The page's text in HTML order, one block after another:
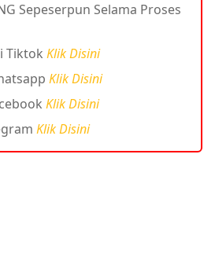
Sepeserpun Selama Proses
Tiktok Klik Disini
Klik Disini
Klik Disini
Klik Disini